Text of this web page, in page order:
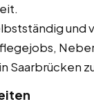
und
Saarbrücken